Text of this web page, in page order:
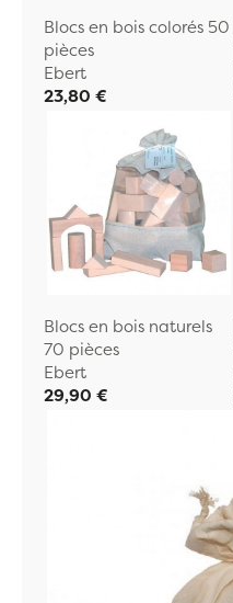
Blocs en bois colorés 50
pièces
Ebert
23,80 €
Blocs en bois naturels
70 pièces
Ebert
29,90 €